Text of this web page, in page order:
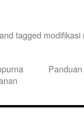
and tagged modifikasi